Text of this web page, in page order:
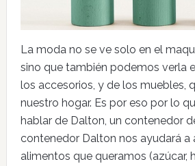
La moda no se ve solo en el
sino que también podemos verla
los accesorios, y de los muebles,
nuestro hogar. Es por eso por lo
hablar de Dalton, un contenedor
contenedor Dalton nos ayudará a
alimentos que queramos (azúcar,